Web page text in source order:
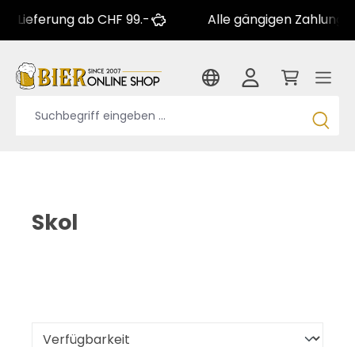
ab CHF 99.- Alle gängigen Zahlungsarten
Skol